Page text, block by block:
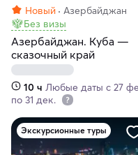
Новый
Азербайджан
Без визы
Азербайджан. Куба —
сказочный край
10 ч Любые даты с 27
по 31 дек.
Экскурсионные туры